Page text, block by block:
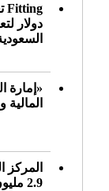
دولار
«إمارة
المركز
2.9 مليون خدمة للمنشآت الاقتصادية